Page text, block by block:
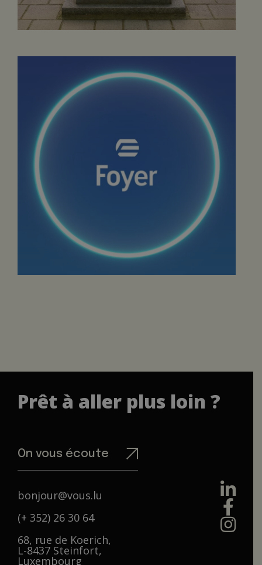
Prêt à aller plus loin ?
On vous écoute
bonjour@vous.lu
(+ 352) 26 30 64
68, rue de Koerich,
L-8437 Steinfort,
Luxembourg